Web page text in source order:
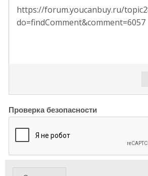
https://forum.youcanbuy.ru/
do=findComment&comment=6057
Проверка безопасности